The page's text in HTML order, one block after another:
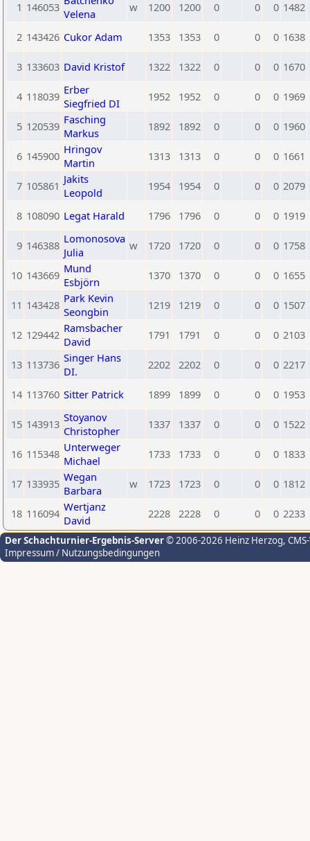
1 146053 Velena
w 1200 1200 0 0 0 1482
2 143426 Cukor Adam 1353 1353 0 0 0 1638
3 133603 David Kristof 1322 1322 0 0 0 1670
4 118039 Erber
Siegfried DI
1952 1952 0 0 0 1969
5 120539 Fasching
Markus
1892 1892 0 0 0 1960
6 145900 Hringov
Martin
1313 1313 0 0 0 1661
7 105861 Jakits
Leopold
1954 1954 0 0 0 2079
8 108090 Legat Harald 1796 1796 0 0 0 1919
9 146388 Lomonosova
Julia
w 1720 1720 0 0 0 1758
10 143669 Mund
Esbjörn
1370 1370 0 0 0 1655
11 143428 Park Kevin
Seongbin
1219 1219 0 0 0 1507
12 129442 Ramsbacher
David
1791 1791 0 0 0 2103
13 113736 Singer Hans
DI.
2202 2202 0 0 0 2217
14 113760 Sitter Patrick 1899 1899 0 0 0 1953
15 143913 Stoyanov
Christopher
1337 1337 0 0 0 1522
16 115348 Unterweger
Michael
1733 1733 0 0 0 1833
17 133935 Wegan
Barbara
w 1723 1723 0 0 0 1812
18 116094 Wertjanz
David
2228 2228 0 0 0 2233
Der Schachturnier-Ergebnis-Server© 2006-2026 Heinz Herzog,
Impressum / Nutzungsbedingungen